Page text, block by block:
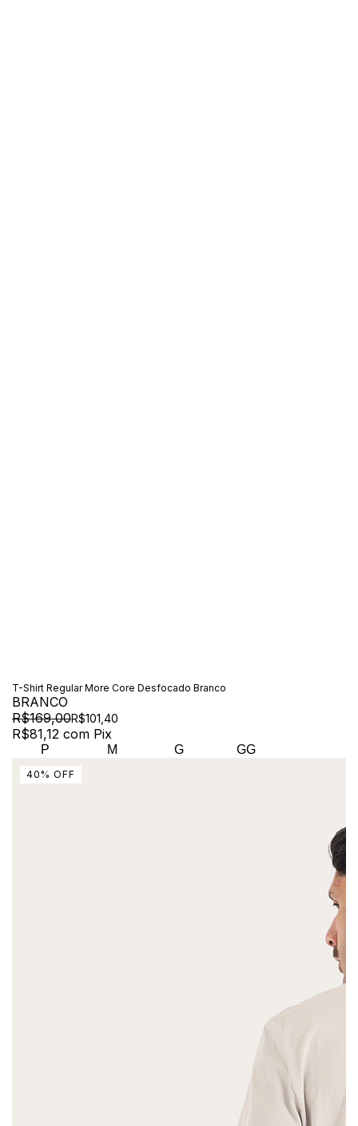
T-Shirt Regular More Core Desfocado Branco
BRANCO
R$169,00R$101,40
R$81,12 com Pix
P M G GG
40 % OFF